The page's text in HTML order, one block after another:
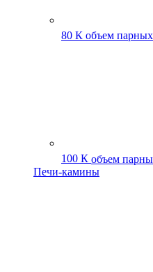
80 К объем
100 К объем
Печи-камины